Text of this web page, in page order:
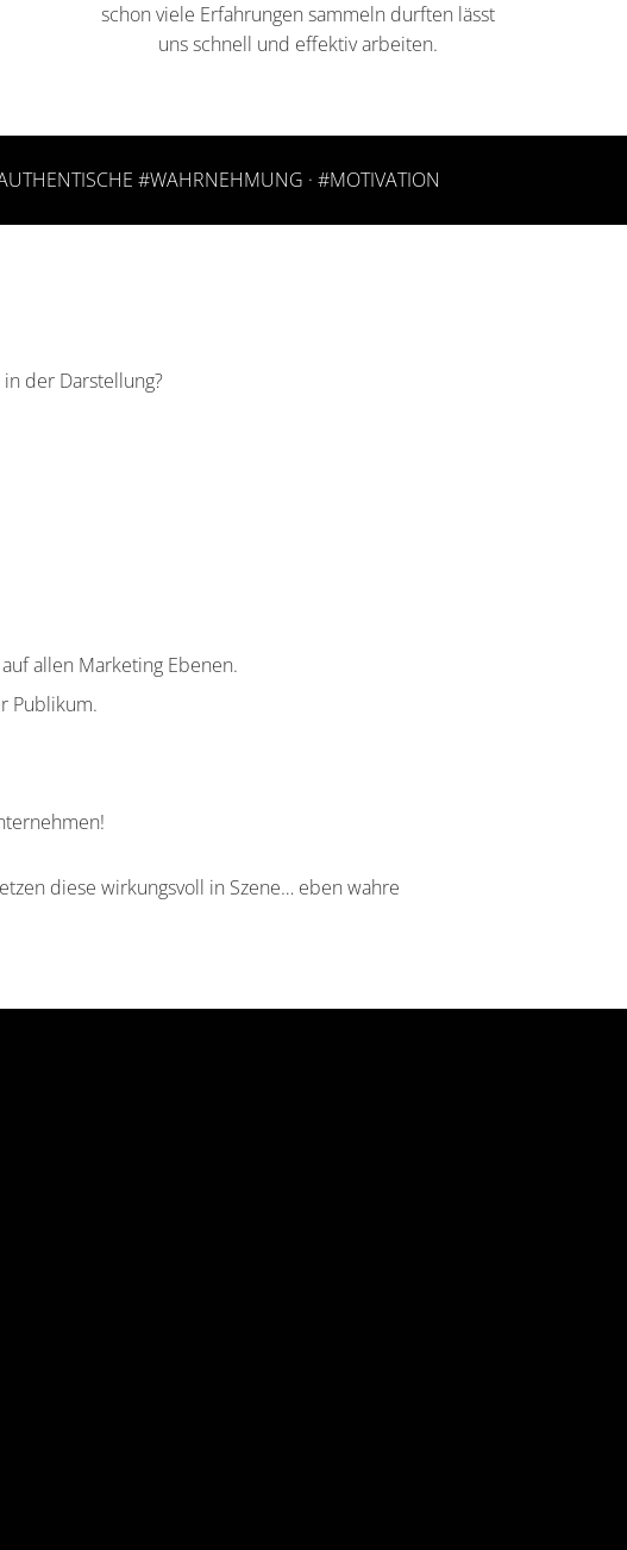
schon viele Erfahrungen sammeln durften lässt
uns schnell und effektiv arbeiten.
#WAHRNEHMUNG · #MOTIVATION
der Darstellung?
allen Marketing Ebenen.
Publikum.
diese wirkungsvoll in Szene… eben wahre